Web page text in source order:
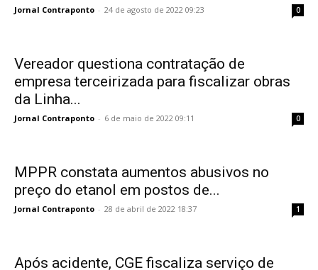
Jornal Contraponto - 24 de agosto de 2022 09:23 0
Vereador questiona contratação de
empresa terceirizada para fiscalizar obras
da Linha...
Jornal Contraponto - 6 de maio de 2022 09:11 0
MPPR constata aumentos abusivos no
preço do etanol em postos de...
Jornal Contraponto - 28 de abril de 2022 18:37 1
Após acidente, CGE fiscaliza serviço de